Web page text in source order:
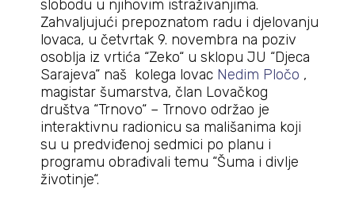
slobodu u njihovim istraživanjima.
Zahvaljujući prepoznatom radu i djelovanju
lovaca, u četvrtak 9. novembra na poziv
osoblja iz vrtića “Zeko“ u sklopu JU “Djeca
Sarajeva“ naš kolega lovac Nedim Pločo ,
magistar šumarstva, član Lovačkog
društva “Trnovo“ – Trnovo održao je
interaktivnu radionicu sa mališanima koji
su u predviđenoj sedmici po planu i
programu obrađivali temu “Šuma i divlje
životinje“.